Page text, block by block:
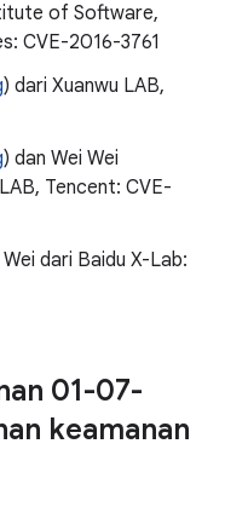
of Software,
CVE-2016-3761
) dari Xuanwu LAB,
) dan Wei Wei
Tencent: CVE-
dari Baidu X-Lab:
01-07-
keamanan